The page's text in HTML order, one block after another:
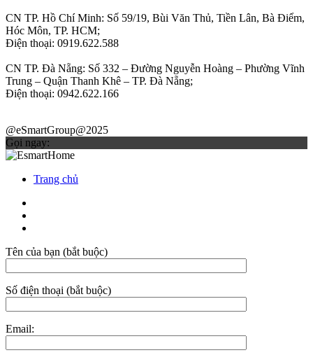
CN TP. Hồ Chí Minh: Số 59/19, Bùi Văn Thủ, Tiền Lân, Bà Điểm,
Hóc Môn, TP. HCM;
Điện thoại: 0919.622.588
CN TP. Đà Nẵng: Số 332 – Đường Nguyễn Hoàng – Phường Vĩnh
Trung – Quận Thanh Khê – TP. Đà Nẵng;
Điện thoại: 0942.622.166
@eSmartGroup@2025
Gọi ngay:
Trang chủ
Tên của bạn (bắt buộc)
Số điện thoại (bắt buộc)
Email: